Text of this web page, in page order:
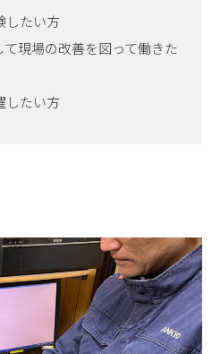
したい方
て現場の改善を図って働きた
したい方